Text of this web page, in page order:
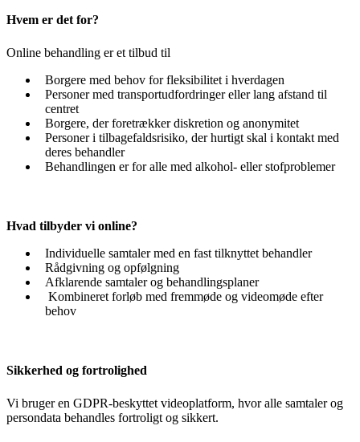
Hvem er det for?
Online behandling er et tilbud til
Borgere med behov for fleksibilitet i hverdagen
Personer med transportudfordringer eller lang afstand til
centret
Borgere, der foretrækker diskretion og anonymitet
Personer i tilbagefaldsrisiko, der hurtigt skal i kontakt med
deres behandler
Behandlingen er for alle med alkohol- eller stofproblemer
Hvad tilbyder vi online?
Individuelle samtaler med en fast tilknyttet behandler
Rådgivning og opfølgning
Afklarende samtaler og behandlingsplaner
Kombineret forløb med fremmøde og videomøde efter
behov
Sikkerhed og fortrolighed
Vi bruger en GDPR-beskyttet videoplatform, hvor alle samtaler og
persondata behandles fortroligt og sikkert.